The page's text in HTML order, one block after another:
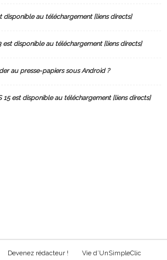
disponible au téléchargement [liens directs]
est disponible au téléchargement [liens directs]
au presse-papiers sous Android ?
15 est disponible au téléchargement [liens directs]
Devenez rédacteur ! Vie d’UnSimpleClic